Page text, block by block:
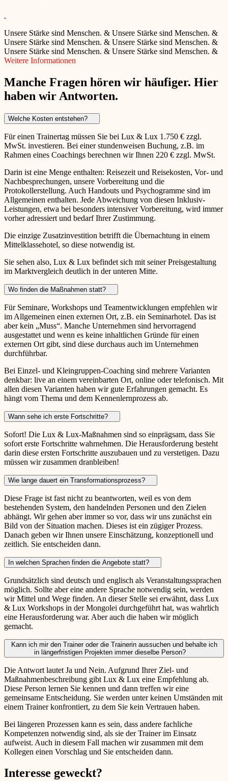
Unsere Stärke sind Menschen. & Unsere Stärke sind Menschen. &
Unsere Stärke sind Menschen. & Unsere Stärke sind Menschen. &
Unsere Stärke sind Menschen. & Unsere Stärke sind Menschen. &
Weitere Informationen
Manche Fragen hören wir häufiger. Hier
haben wir Antworten.
Welche Kosten entstehen?
Für einen Trainertag müssen Sie bei Lux & Lux 1.750 € zzgl.
MwSt. investieren. Bei einer stundenweisen Buchung, z.B. im
Rahmen eines Coachings berechnen wir Ihnen 220 € zzgl. MwSt.
Darin ist eine Menge enthalten: Reisezeit und Reisekosten, Vor- und
Nachbesprechungen, unsere Vorbereitung und die
Protokollerstellung. Auch Handouts und Psychogramme sind im
Allgemeinen enthalten. Jede Abweichung von diesen Inklusiv-
Leistungen, etwa bei besonders intensiver Vorbereitung, wird immer
vorher adressiert und bedarf Ihrer Zustimmung.
Die einzige Zusatzinvestition betrifft die Übernachtung in einem
Mittelklassehotel, so diese notwendig ist.
Sie sehen also, Lux & Lux befindet sich mit seiner Preisgestaltung
im Marktvergleich deutlich in der unteren Mitte.
Wo finden die Maßnahmen statt?
Für Seminare, Workshops und Teamentwicklungen empfehlen wir
im Allgemeinen einen externen Ort, z.B. ein Seminarhotel. Das ist
aber kein „Muss“. Manche Unternehmen sind hervorragend
ausgestattet und wenn es keine inhaltlichen Gründe für einen
externen Ort gibt, sind diese durchaus auch im Unternehmen
durchführbar.
Bei Einzel- und Kleingruppen-Coaching sind mehrere Varianten
denkbar: live an einem vereinbarten Ort, online oder telefonisch. Mit
allen diesen Varianten haben wir gute Erfahrungen gemacht. Es
hängt vom Thema und dem Kennenlernprozess ab.
Wann sehe ich erste Fortschritte?
Sofort! Die Lux & Lux-Maßnahmen sind so einprägsam, dass Sie
sofort erste Fortschritte wahrnehmen. Die Herausforderung besteht
darin diese ersten Fortschritte auszubauen und zu verstetigen. Dazu
müssen wir zusammen dranbleiben!
Wie lange dauert ein Transformationsprozess?
Diese Frage ist fast nicht zu beantworten, weil es von dem
bestehenden System, den handelnden Personen und den Zielen
abhängt. Wir gehen aber immer so vor, dass wir uns zunächst ein
Bild von der Situation machen. Dieses ist ein zügiger Prozess.
Danach geben wir Ihnen unsere Einschätzung, konzeptionell und
zeitlich. Sie entscheiden dann.
In welchen Sprachen finden die Angebote statt?
Grundsätzlich sind deutsch und englisch als Veranstaltungssprachen
möglich. Sollte aber eine andere Sprache notwendig sein, werden
wir Mittel und Wege finden. An dieser Stelle sei erwähnt, dass Lux
& Lux Workshops in der Mongolei durchgeführt hat, was wahrlich
eine Herausforderung war. Aber auch die haben wir möglich
gemacht.
Kann ich mir den Trainer oder die Trainerin aussuchen und behalte ich
in längerfristigen Projekten immer dieselbe Person?
Die Antwort lautet Ja und Nein. Aufgrund Ihrer Ziel- und
Maßnahmenbeschreibung gibt Lux & Lux eine Empfehlung ab.
Diese Person lernen Sie kennen und dann treffen wir eine
gemeinsame Entscheidung. Sie werden unter keinen Umständen mit
einem Trainer konfrontiert, zu dem Sie kein Vertrauen haben.
Bei längeren Prozessen kann es sein, dass andere fachliche
Kompetenzen notwendig sind, als sie der Trainer im Einsatz
aufweist. Auch in diesem Fall machen wir zusammen mit dem
Kollegen einen Vorschlag und Sie entscheiden dann.
Interesse geweckt?